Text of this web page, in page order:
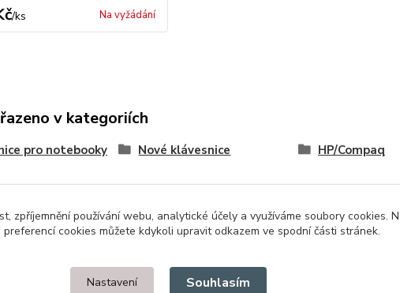
/ks Na vyžádání
v kategoriích
pro notebooky Nové klávesnice HP/Compaq
Upravit sběr cookies.
zpříjemnění používání webu, analytické účely a využíváme soubory cookies.
cookies můžete kdykoli upravit odkazem ve spodní části stránek.
Nastavení Souhlasím